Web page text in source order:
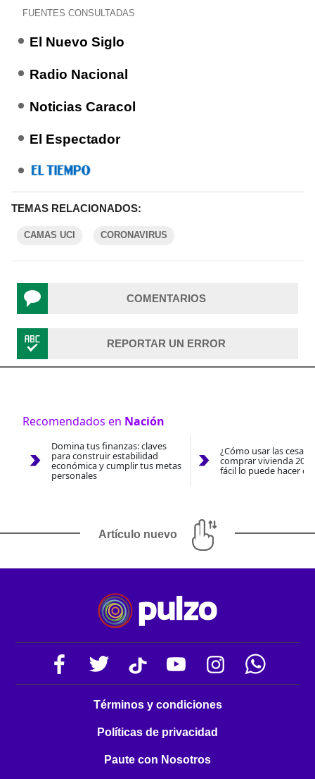
FUENTES CONSULTADAS
El Nuevo Siglo
Radio Nacional
Noticias Caracol
El Espectador
TEMAS RELACIONADOS:
CAMAS UCI CORONAVIRUS
COMENTARIOS
REPORTAR UN ERROR
Recomendados en Nación
Domina tus finanzas: claves
para construir estabilidad
económica y cumplir tus metas
personales
¿Cómo usar las
comprar vivienda
fácil lo puede hacer
Artículo nuevo
Términos y condiciones
Políticas de privacidad
Paute con Nosotros